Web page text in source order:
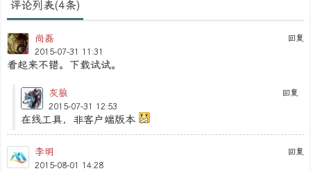
评论列表(4条)
回复
尚磊
2015-07-31 11:31
看起来不错。下载试试。
回复
灰狼
2015-07-31 12:53
在线工具，非客户端版本
回复
李明
2015-08-01 14:28